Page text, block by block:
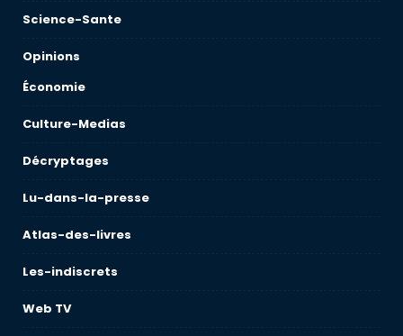
Science-Sante
Opinions
Économie
Culture-Medias
Décryptages
Lu-dans-la-presse
Atlas-des-livres
Les-indiscrets
Web TV